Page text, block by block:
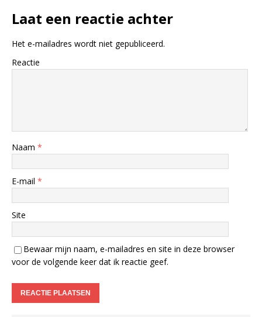
Laat een reactie achter
Het e-mailadres wordt niet gepubliceerd.
Reactie
Naam *
E-mail *
Site
Bewaar mijn naam, e-mailadres en site in deze browser
voor de volgende keer dat ik reactie geef.